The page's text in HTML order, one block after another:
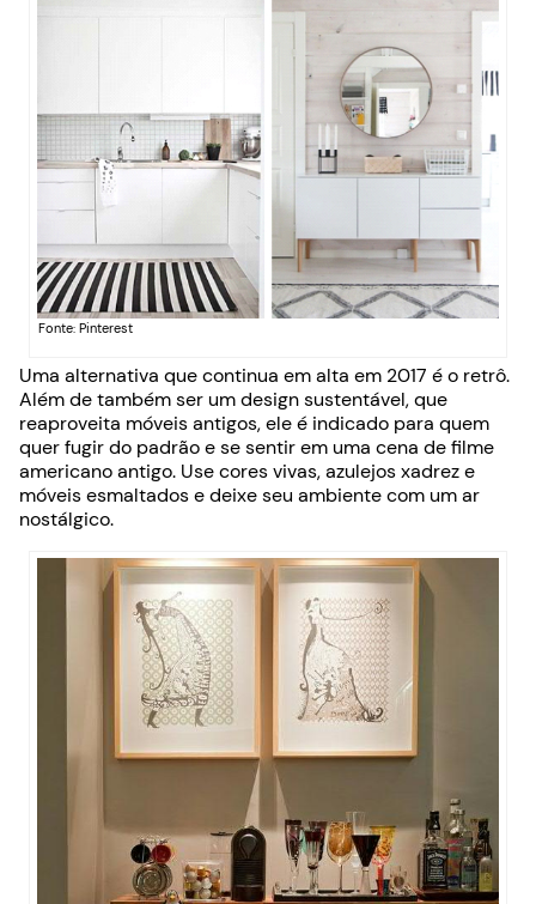
Fonte: Pinterest
Uma alternativa que continua em alta em 2017 é o retrô.
Além de também ser um design sustentável, que
reaproveita móveis antigos, ele é indicado para quem
quer fugir do padrão e se sentir em uma cena de filme
americano antigo. Use cores vivas, azulejos xadrez e
móveis esmaltados e deixe seu ambiente com um ar
nostálgico.